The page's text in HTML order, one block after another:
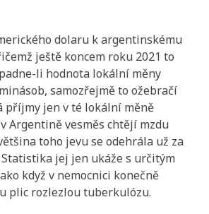
dolaru k argentinskému
ještě koncem roku 2021 to
li hodnota lokální měny
samozřejmě to ožebračí
příjmy jen v té lokální měně
Argentině vesměs chtějí mzdu
toho jevu se odehrála už za
Statistika jej jen ukáže s určitým
když v nemocnici konečně
plic rozlezlou tuberkulózu.